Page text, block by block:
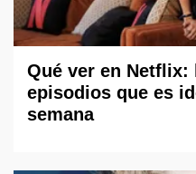
Qué ver en Netflix:
episodios que es
semana